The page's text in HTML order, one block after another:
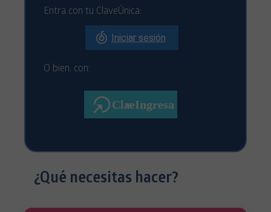
Entra con tu ClaveÚnica:
Iniciar sesión
O bien, con:
¿Qué necesitas hacer?